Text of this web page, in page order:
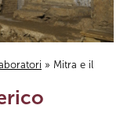
» Mitra e il